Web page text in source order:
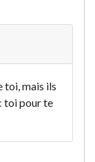
mais ils
toi pour te